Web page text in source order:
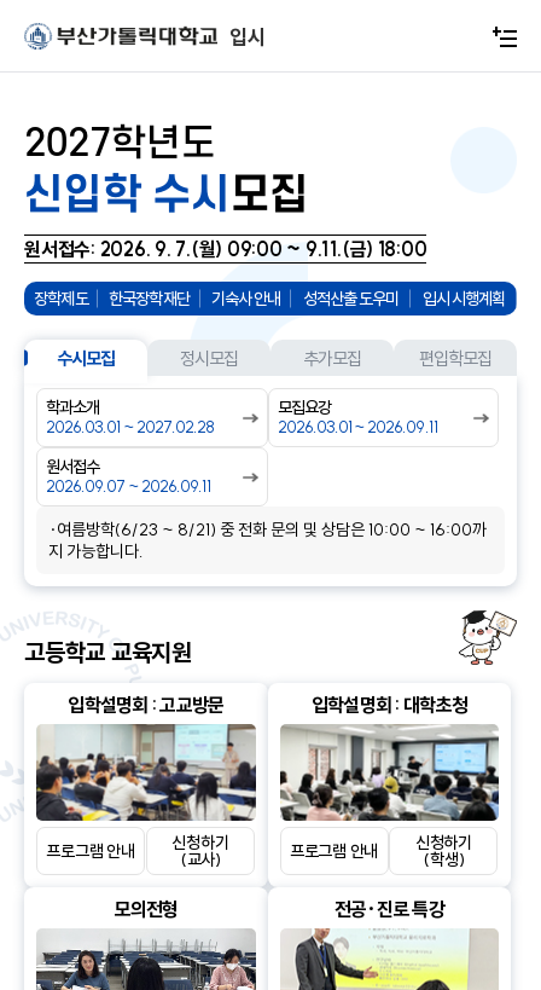
입시
2027학년도
신입학 수시 모집
원서접수: 2026. 9. 7.(월) 09:00 ~ 9.11.(금) 18:00
장학제도 한국장학재단 기숙사 안내 성적산출 도우미 입시 시행계획
수시모집 정시모집 추가모집 편입학모집
학과소개
2026.03.01 ~ 2027.02.28
모집요강
2026.03.01 ~ 2026.09.11
원서접수
2026.09.07 ~ 2026.09.11
고등학교 교육지원
입학설명회 : 고교방문
프로그램 안내 신청하기
(교사)
입학설명회 : 대학초청
프로그램 안내 신청하기
(학생)
모의전형 전공·진로 특강